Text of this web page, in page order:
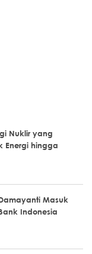
Nuklir yang
Energi hingga
Masuk
Indonesia